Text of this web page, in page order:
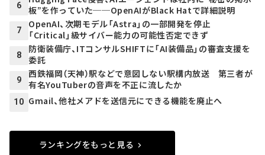
6
板”を作っていた──OpenAIがBlack Hatで詳細説明
7
OpenAI、次期モデル「Astra」の一部開発を停止
「Critical」級サイバー能力の可能性否定できず
8
防衛装備庁、ITコンサルSHIFTに「AI装備品」の審査支援を
委託
9
西鉄福岡（天神）駅などで意図しない駅構内放送 第三者が
有名YouTuberの音声を不正に流したか
10 Gmail、他社メアドを送信元にできる機能を廃止へ
ランキングをもっと見る